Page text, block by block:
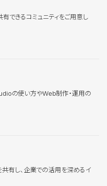
できるコミュニティをご用意し
の使い方やWeb制作・運用の
有し、企業での活用を深めるイ